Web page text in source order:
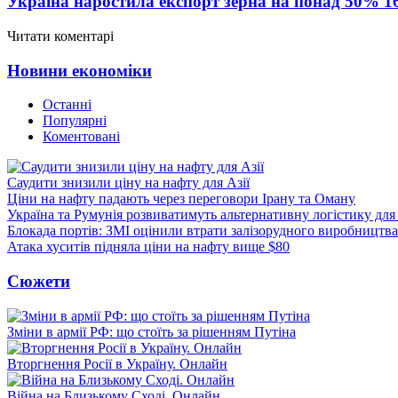
Читати коментарі
Новини економіки
Останні
Популярні
Коментовані
Саудити знизили ціну на нафту для Азії
Ціни на нафту падають через переговори Ірану та Оману
Україна та Румунія розвиватимуть альтернативну логістику
Блокада портів: ЗМІ оцінили втрати залізорудного виробництва
Атака хуситів підняла ціни на нафту вище $80
Сюжети
Зміни в армії РФ: що стоїть за рішенням Путіна
Вторгнення Росії в Україну. Онлайн